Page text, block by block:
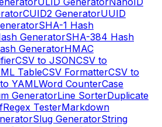
CUID2 GeneratorUUID
SHA-1 Hash
GeneratorSHA-384 Hash
GeneratorHMAC
CSV to JSONCSV to
TableCSV FormatterCSV to
YAMLWord CounterCase
GeneratorLine SorterDuplicate
Regex TesterMarkdown
Slug GeneratorString